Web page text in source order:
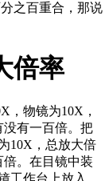
之百重合，那说
倍率
，物镜为10X，
没有一百倍。把
10X，总放大倍
。在目镜中装
工作台上放入